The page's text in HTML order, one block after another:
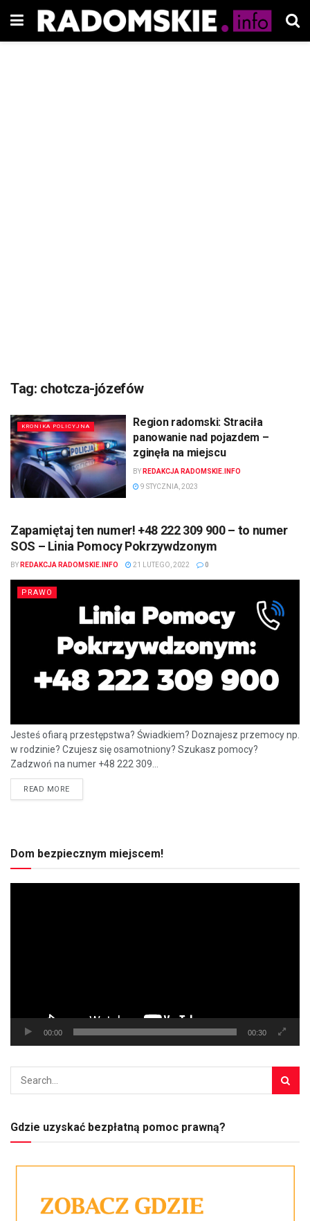
Tag: chotcza-józefów
KRONIKA POLICYJNA
Region radomski: Straciła
panowanie nad pojazdem –
zginęła na miejscu
BY REDAKCJA RADOMSKIE.INFO
9 STYCZNIA, 2023
Zapamiętaj ten numer! +48 222 309 900 – to numer
SOS – Linia Pomocy Pokrzywdzonym
BY REDAKCJA RADOMSKIE.INFO 21 LUTEGO, 2022 0
PRAWO
Jesteś ofiarą przestępstwa? Świadkiem? Doznajesz przemocy np.
w rodzinie? Czujesz się osamotniony? Szukasz pomocy?
Zadzwoń na numer +48 222 309...
READ MORE
Dom bezpiecznym miejscem!
00:00 00:30
Gdzie uzyskać bezpłatną pomoc prawną?